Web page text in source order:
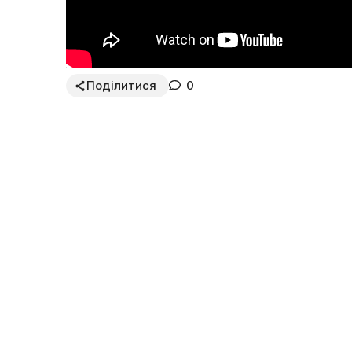
Поділитися 0